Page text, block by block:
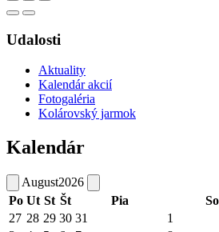
Udalosti
Aktuality
Kalendár akcií
Fotogaléria
Kolárovský jarmok
Kalendár
August2026
Po Ut St Št Pia So
27 28 29 30 31 1